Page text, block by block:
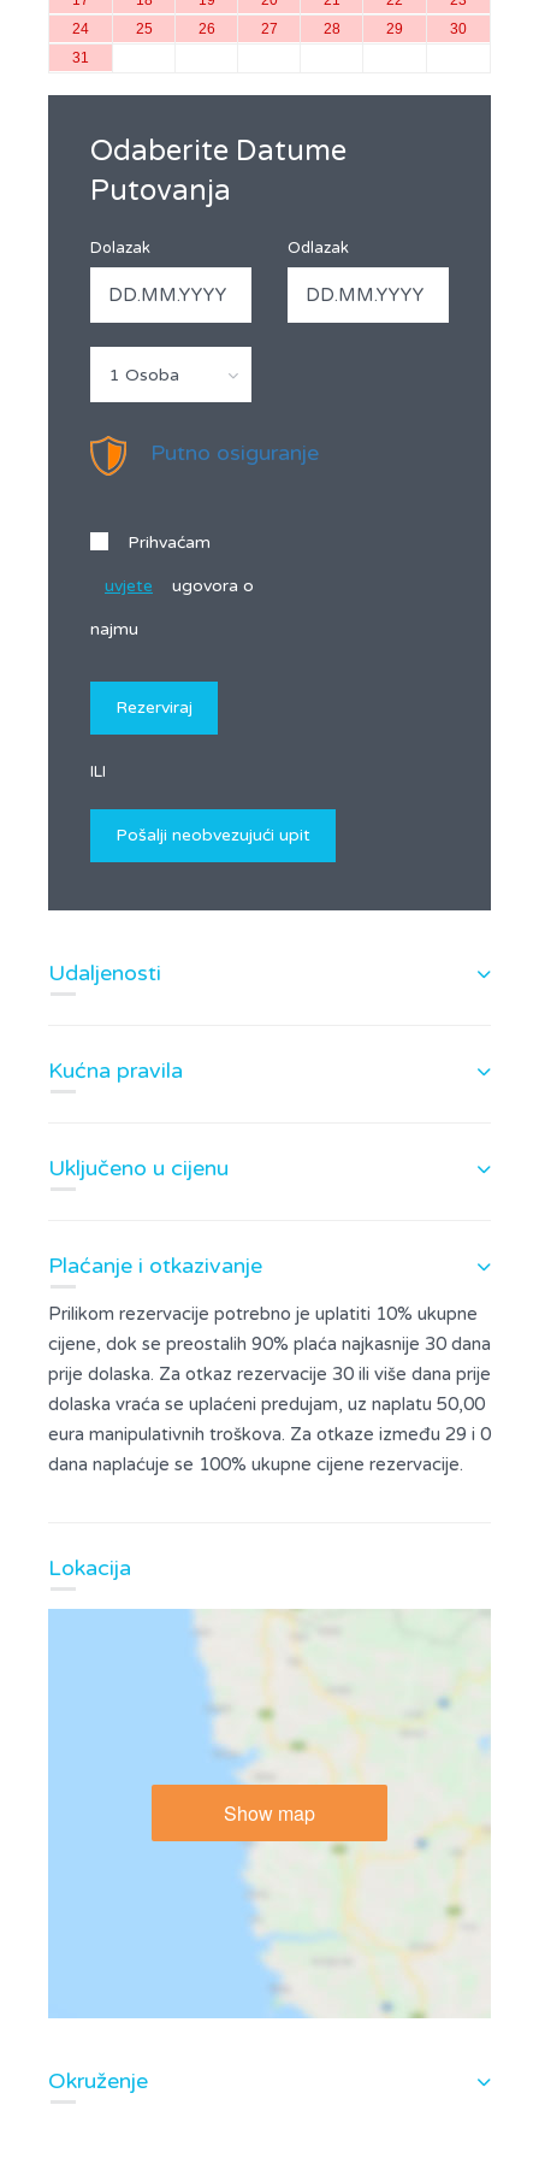
24
25 26 27 28 29
30
31
Odaberite Datume
Putovanja
Dolazak Odlazak
1 Osoba
Putno osiguranje
Prihvaćam
uvjete ugovora o
najmu
ILI
Udaljenosti
Kućna pravila
Uključeno u cijenu
Plaćanje i otkazivanje
Prilikom rezervacije potrebno je uplatiti 10% ukupne
cijene, dok se preostalih 90% plaća najkasnije 30 dana
prije dolaska. Za otkaz rezervacije 30 ili više dana prije
dolaska vraća se uplaćeni predujam, uz naplatu 50,00
eura manipulativnih troškova. Za otkaze između 29 i 0
dana naplaćuje se 100% ukupne cijene rezervacije.
Lokacija
Show map
Okruženje